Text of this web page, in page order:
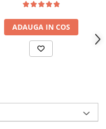
ADAUGA IN COS